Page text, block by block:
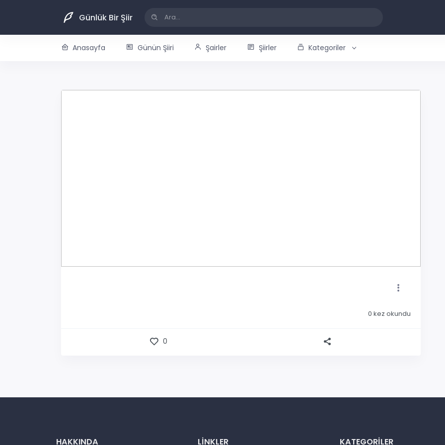
Günlük Bir Şiir
Anasayfa Günün Şiiri Şairler Şiirler Kategoriler
0 kez okundu
0
HAKKINDA LINKLER KATEGORILER